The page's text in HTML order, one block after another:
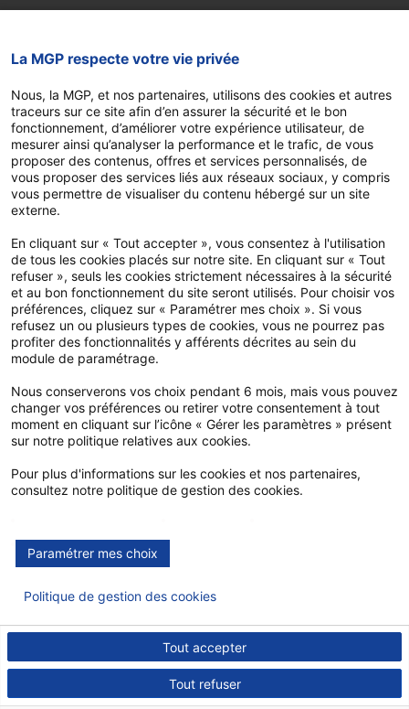
Trouver une agence
FAQ
Espace élu
Espace adhérent
Devis et adhésion en ligne
Notre application
MGP - 2026 Tous droits réservés.
Plan du site
Politique données personnelles
La MGP respecte votre vie privée
Nous, la MGP, et nos partenaires, utilisons des cookies et autres
traceurs sur ce site afin d’en assurer la sécurité et le bon
fonctionnement, d’améliorer votre expérience utilisateur, de
mesurer ainsi qu’analyser la performance et le trafic, de vous
proposer des contenus, offres et services personnalisés, de
vous proposer des services liés aux réseaux sociaux, y compris
vous permettre de visualiser du contenu hébergé sur un site
externe.
En cliquant sur « Tout accepter », vous consentez à l'utilisation
de tous les cookies placés sur notre site. En cliquant sur « Tout
refuser », seuls les cookies strictement nécessaires à la sécurité
et au bon fonctionnement du site seront utilisés. Pour choisir vos
préférences, cliquez sur « Paramétrer mes choix ». Si vous
refusez un ou plusieurs types de cookies, vous ne pourrez pas
profiter des fonctionnalités y afférents décrites au sein du
module de paramétrage.
Nous conserverons vos choix pendant 6 mois, mais vous pouvez
changer vos préférences ou retirer votre consentement à tout
moment en cliquant sur l’icône « Gérer les paramètres » présent
sur notre politique relatives aux cookies.
Pour plus d'informations sur les cookies et nos partenaires,
consultez notre politique de gestion des cookies.
Facebook
Tout accepter
Tout refuser
Paramétrer mes choix
Politique de gestion des cookies